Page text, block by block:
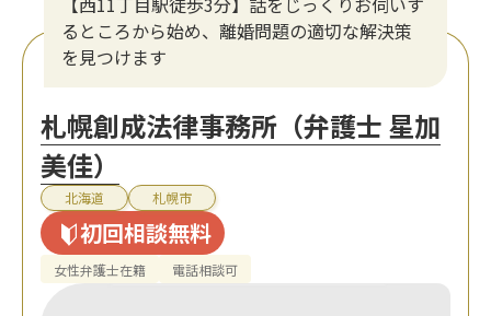
るところから始め、離婚問題の適切な解決策
を見つけます
札幌創成法律事務所（弁護士 星加
美佳）
北海道 札幌市
初回相談無料
女性弁護士在籍 電話相談可